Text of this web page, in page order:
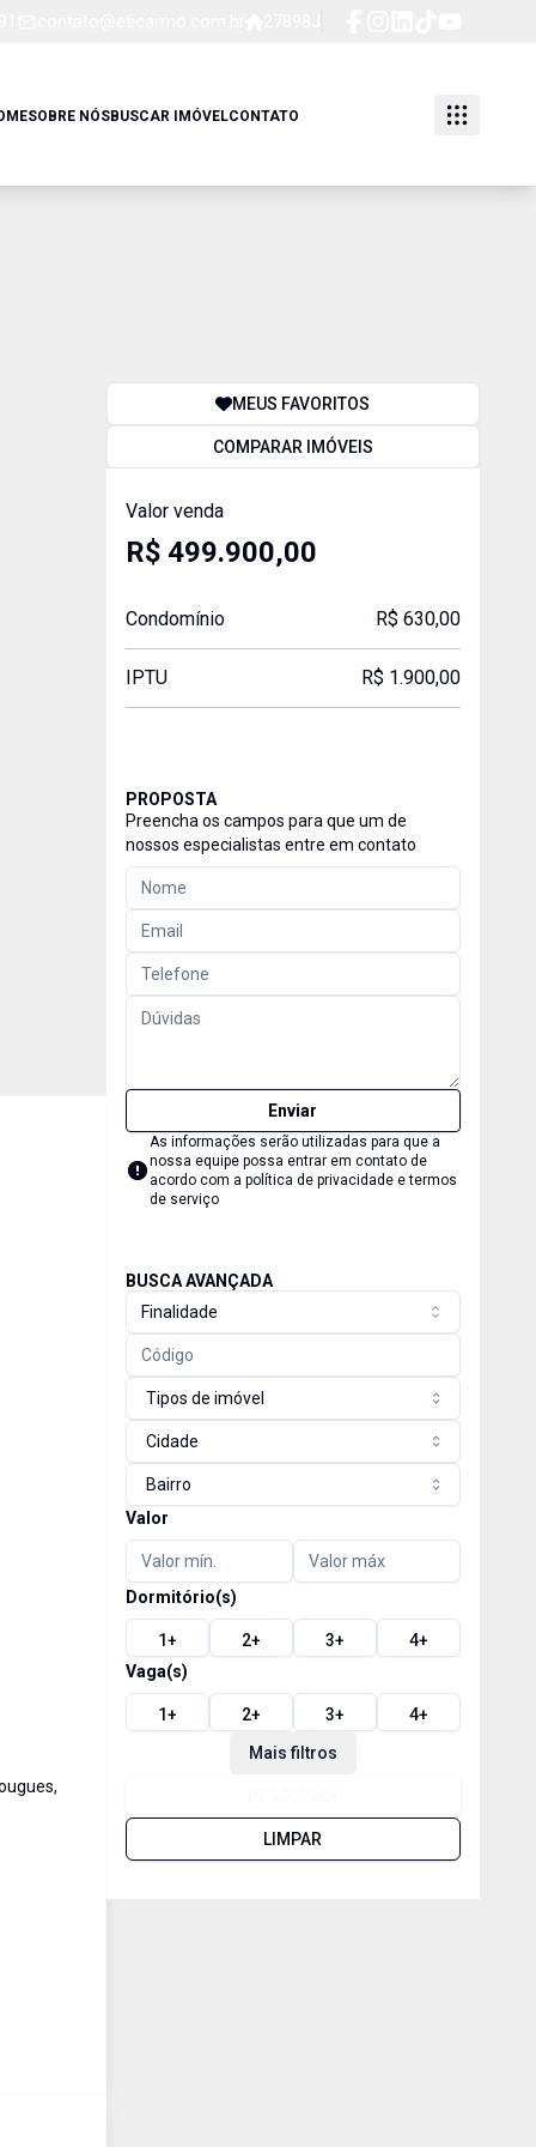
SOBRE NÓSBUSCAR IMÓVELCONTATO
MEUS FAVORITOS
COMPARAR IMÓVEIS
Valor venda
R$ 499.900,00
Condomínio R$ 630,00
IPTU R$ 1.900,00
PROPOSTA
Preencha os campos para que um de
nossos especialistas entre em contato
Enviar
As informações serão utilizadas para que a
nossa equipe possa entrar em contato de
acordo com a política de privacidade e termos
de serviço
BUSCA AVANÇADA
Finalidade
Tipos de imóvel
Cidade
Bairro
Valor
Dormitório(s)
1+ 2+ 3+ 4+
Vaga(s)
1+ 2+ 3+ 4+
Mais filtros
LIMPAR